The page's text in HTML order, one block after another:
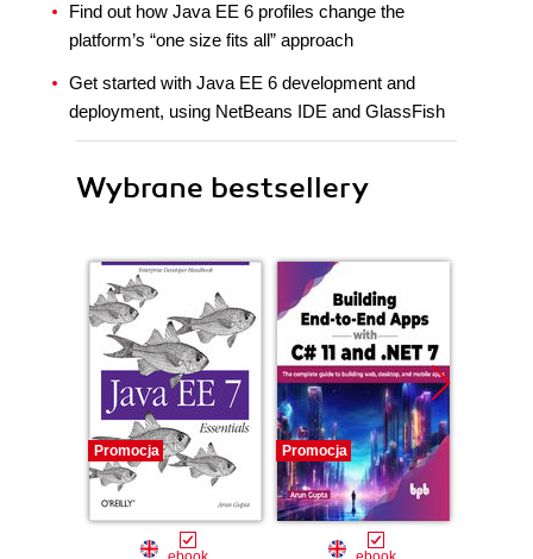
Find out how Java EE 6 profiles change the
platform’s “one size fits all” approach
Get started with Java EE 6 development and
deployment, using NetBeans IDE and GlassFish
Wybrane bestsellery
Promocja Promocja